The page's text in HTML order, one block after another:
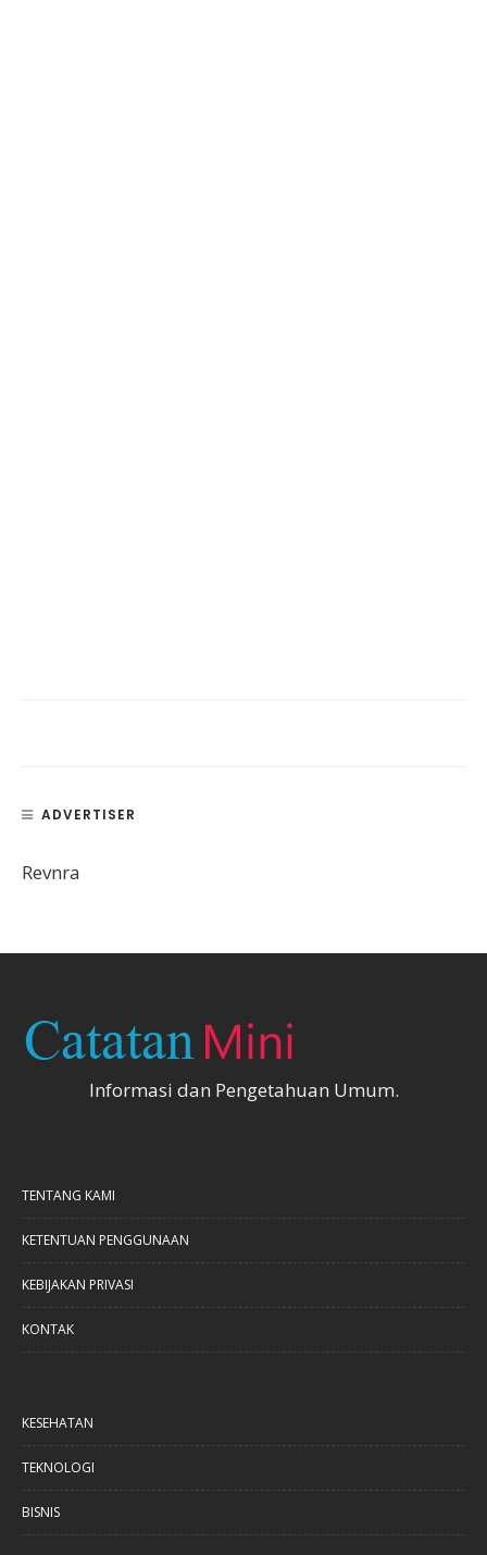
ADVERTISER
Revnra
Informasi dan Pengetahuan Umum.
TENTANG KAMI
KETENTUAN PENGGUNAAN
KEBIJAKAN PRIVASI
KONTAK
KESEHATAN
TEKNOLOGI
BISNIS